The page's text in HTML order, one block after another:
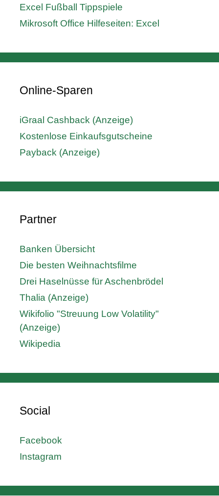
Excel Fußball Tippspiele
Mikrosoft Office Hilfeseiten: Excel
Online-Sparen
iGraal Cashback (Anzeige)
Kostenlose Einkaufsgutscheine
Payback (Anzeige)
Partner
Banken Übersicht
Die besten Weihnachtsfilme
Drei Haselnüsse für Aschenbrödel
Thalia (Anzeige)
Wikifolio "Streuung Low Volatility"
(Anzeige)
Wikipedia
Social
Facebook
Instagram